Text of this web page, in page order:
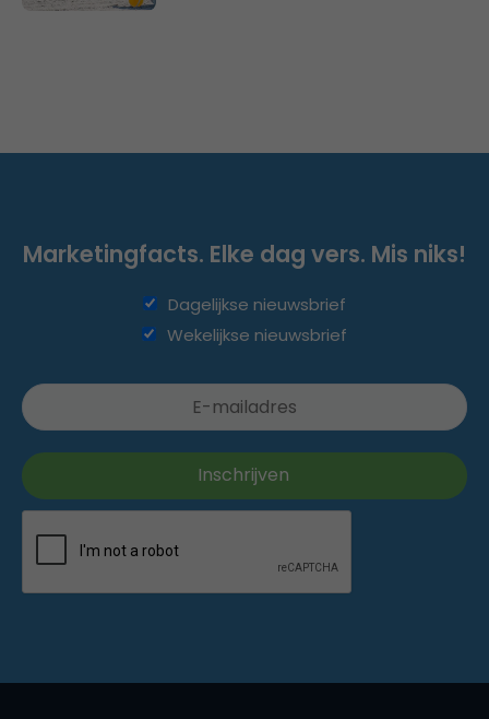
Marketingfacts. Elke dag vers. Mis niks!
Dagelijkse nieuwsbrief
Wekelijkse nieuwsbrief